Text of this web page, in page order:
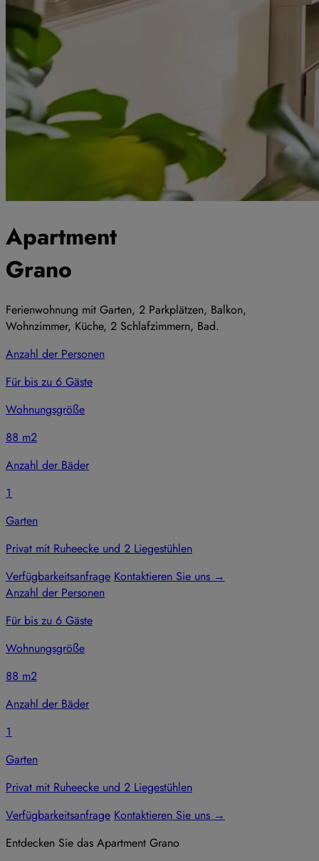
Apartment
Grano
Ferienwohnung mit Garten, 2 Parkplätzen, Balkon,
Wohnzimmer, Küche, 2 Schlafzimmern, Bad.
Anzahl der Personen
Für bis zu 6 Gäste
Wohnungsgröße
88 m2
Anzahl der Bäder
1
Garten
Privat mit Ruheecke und 2 Liegestühlen
Verfügbarkeitsanfrage Kontaktieren Sie uns →
Anzahl der Personen
Für bis zu 6 Gäste
Wohnungsgröße
88 m2
Anzahl der Bäder
1
Garten
Privat mit Ruheecke und 2 Liegestühlen
Verfügbarkeitsanfrage Kontaktieren Sie uns →
Entdecken Sie das Apartment Grano